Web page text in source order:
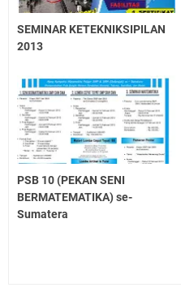
SEMINAR KETEKNIKSIPILAN
2013
PSB 10 (PEKAN SENI
BERMATEMATIKA) se-
Sumatera